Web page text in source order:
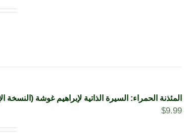
المئذنة الحمراء: السيرة الذاتية لإبراهيم غوشة (النسخة
$9.99